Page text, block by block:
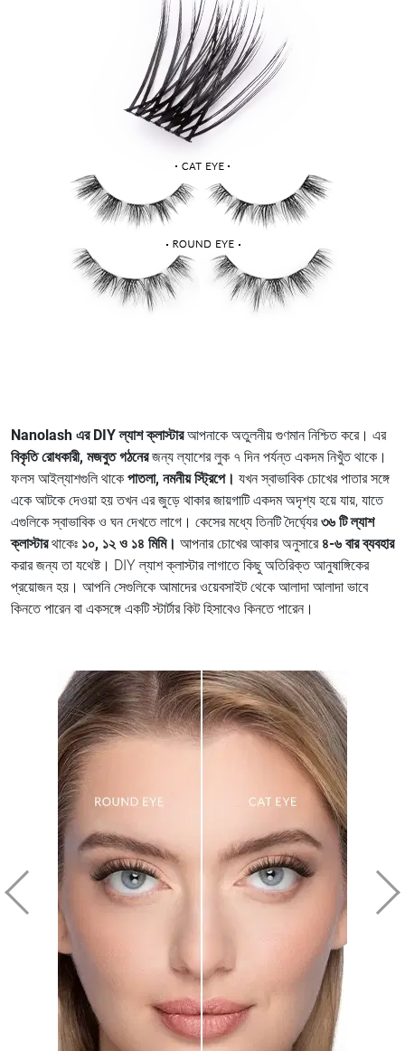
Nanolash এর DIY ল্যাশ ক্লাস্টারআপনাকে অতুলনীয় গুণমান নিশ্চিত করে। এর
বিকৃতি রোধকারী, মজবুত গঠনেরজন্য ল্যাশের লুক ৭ দিন পর্যন্ত একদম নিখুঁত থাকে।
ফলস আইল্যাশগুলি থাকে পাতলা, নমনীয় স্ট্রিপে। যখন স্বাভাবিক চোখের পাতার সঙ্গে
একে আটকে দেওয়া হয় তখন এর জুড়ে থাকার জায়গাটি একদম অদৃশ্য হয়ে যায়, যাতে
এগুলিকে স্বাভাবিক ও ঘন দেখতে লাগে। কেসের মধ্যে তিনটি দৈর্ঘ্যের৩৬ টি ল্যাশ
ক্লাস্টারথাকেঃ ১০, ১২ ও ১৪ মিমি। আপনার চোখের আকার অনুসারে ৪-৬ বার ব্যবহার
করার জন্য তা যথেষ্ট। DIY ল্যাশ ক্লাস্টার লাগাতে কিছু অতিরিক্ত আনুষাঙ্গিকের
প্রয়োজন হয়। আপনি সেগুলিকে আমাদের ওয়েবসাইট থেকে আলাদা আলাদা ভাবে
কিনতে পারেন বা একসঙ্গে একটি স্টার্টার কিট হিসাবেও কিনতে পারেন।